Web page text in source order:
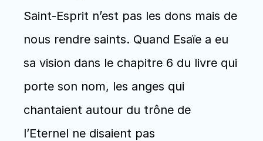
Saint-Esprit n’est pas les dons mais de
nous rendre saints. Quand Esaïe a eu
sa vision dans le chapitre 6 du livre qui
porte son nom, les anges qui
chantaient autour du trône de
l’Eternel ne disaient pas